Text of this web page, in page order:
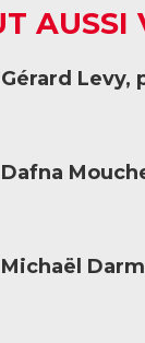
AUSSI
Gérard Levy,
Dafna
Michaël